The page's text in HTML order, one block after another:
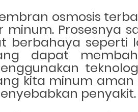
osmosis
minum. Prosesnya
berbahaya seperti
dapat
kita minum
penyakit.